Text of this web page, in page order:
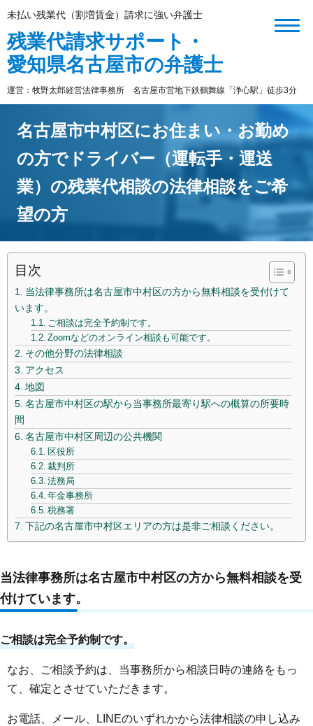
未払い残業代（割増賃金）請求に強い弁護士
残業代請求サポート・
愛知県名古屋市の弁護士
運営：牧野太郎経営法律事務所 名古屋市営地下鉄鶴舞線「浄心駅」徒歩3分
名古屋市中村区にお住まい・お勤め
の方でドライバー（運転手・運送
業）の残業代相談の法律相談をご希
望の方
目次
当法律事務所は名古屋市中村区の方から無料相談を受付けて
います。
ご相談は完全予約制です。
Zoomなどのオンライン相談も可能です。
その他分野の法律相談
アクセス
地図
名古屋市中村区の駅から当事務所最寄り駅への概算の所要時
間
名古屋市中村区周辺の公共機関
区役所
裁判所
法務局
年金事務所
税務署
下記の名古屋市中村区エリアの方は是非ご相談ください。
当法律事務所は名古屋市中村区の方から無料相談を受
付けています。
ご相談は完全予約制です。
なお、ご相談予約は、当事務所から相談日時の連絡をもっ
て、確定とさせていただきます。
お電話、メール、LINEのいずれかから法律相談の申し込み